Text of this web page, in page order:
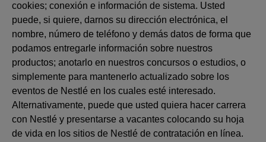
cookies; conexión e información de sistema. Usted
puede, si quiere, darnos su dirección electrónica, el
nombre, número de teléfono y demás datos de forma que
podamos entregarle información sobre nuestros
productos; anotarlo en nuestros concursos o estudios, o
simplemente para mantenerlo actualizado sobre los
eventos de Nestlé en los cuales esté interesado.
Alternativamente, puede que usted quiera hacer carrera
con Nestlé y presentarse a vacantes colocando su hoja
de vida en los sitios de Nestlé de contratación en línea.